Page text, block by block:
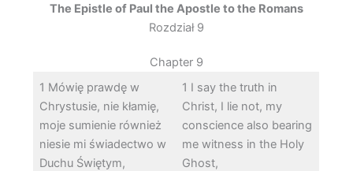
The Epistle of Paul the Apostle to the Romans
Rozdział 9
Chapter 9
1 Mówię prawdę w
Chrystusie, nie kłamię,
moje sumienie również
niesie mi świadectwo w
Duchu Świętym,
1 I say the truth in
Christ, I lie not, my
conscience also bearing
me witness in the Holy
Ghost,